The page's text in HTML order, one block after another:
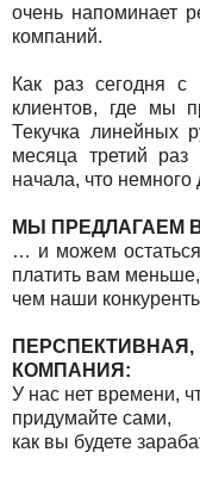
очень напоминает
компаний.
Как раз сегодня с
клиентов, где мы
Текучка линейных
месяца третий
начала, что немного
МЫ ПРЕДЛАГАЕМ
… и можем остаться
платить вам меньше,
чем наши
КОМПАНИЯ:
У нас нет времени,
придумайте сами,
как вы будете